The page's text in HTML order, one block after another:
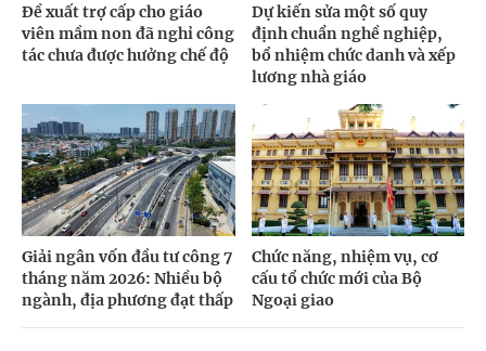
Đề xuất trợ cấp cho giáo
viên mầm non đã nghỉ công
tác chưa được hưởng chế độ
Dự kiến sửa một số quy
định chuẩn nghề nghiệp,
bổ nhiệm chức danh và xếp
lương nhà giáo
Giải ngân vốn đầu tư công 7
tháng năm 2026: Nhiều bộ
ngành, địa phương đạt thấp
Chức năng, nhiệm vụ, cơ
cấu tổ chức mới của Bộ
Ngoại giao